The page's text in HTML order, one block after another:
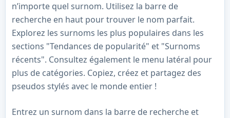
n’importe quel surnom. Utilisez la barre de
recherche en haut pour trouver le nom parfait.
Explorez les surnoms les plus populaires dans les
sections "Tendances de popularité" et "Surnoms
récents". Consultez également le menu latéral pour
plus de catégories. Copiez, créez et partagez des
pseudos stylés avec le monde entier !
Entrez un surnom dans la barre de recherche et